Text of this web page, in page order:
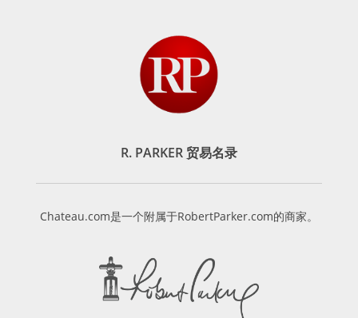
R. PARKER 贸易名录
Chateau.com是一个附属于RobertParker.com的商家。